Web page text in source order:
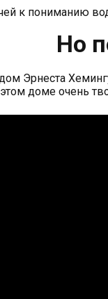
к пониманию
Но
Эрнеста
доме очень